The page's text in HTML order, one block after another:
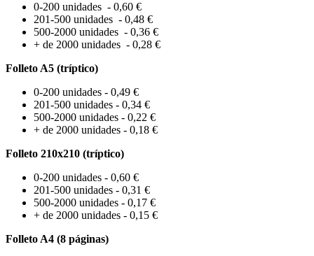
0-200 unidades - 0,60 €
201-500 unidades - 0,48 €
500-2000 unidades - 0,36 €
+ de 2000 unidades - 0,28 €
Folleto A5 (tríptico)
0-200 unidades - 0,49 €
201-500 unidades - 0,34 €
500-2000 unidades - 0,22 €
+ de 2000 unidades - 0,18 €
Folleto 210x210 (tríptico)
0-200 unidades - 0,60 €
201-500 unidades - 0,31 €
500-2000 unidades - 0,17 €
+ de 2000 unidades - 0,15 €
Folleto A4 (8 páginas)